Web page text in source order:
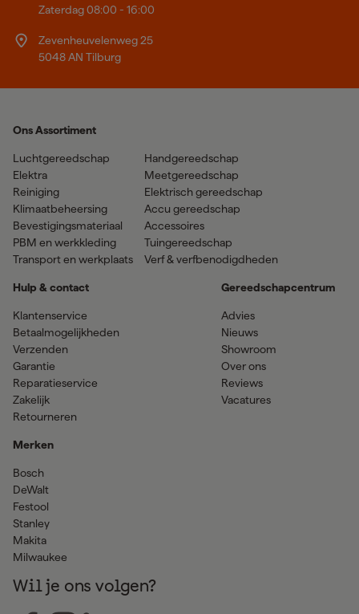
Zaterdag 08:00 - 16:00
Zevenheuvelenweg 25
5048 AN Tilburg
Ons Assortiment
Luchtgereedschap
Elektra
Reiniging
Klimaatbeheersing
Bevestigingsmateriaal
PBM en werkkleding
Transport en werkplaats
Handgereedschap
Meetgereedschap
Elektrisch gereedschap
Accu gereedschap
Accessoires
Tuingereedschap
Verf & verfbenodigdheden
Hulp & contact
Klantenservice
Betaalmogelijkheden
Verzenden
Garantie
Reparatieservice
Zakelijk
Retourneren
Merken
Bosch
DeWalt
Festool
Stanley
Makita
Milwaukee
Gereedschapcentrum
Advies
Nieuws
Showroom
Over ons
Reviews
Vacatures
Wil je ons volgen?